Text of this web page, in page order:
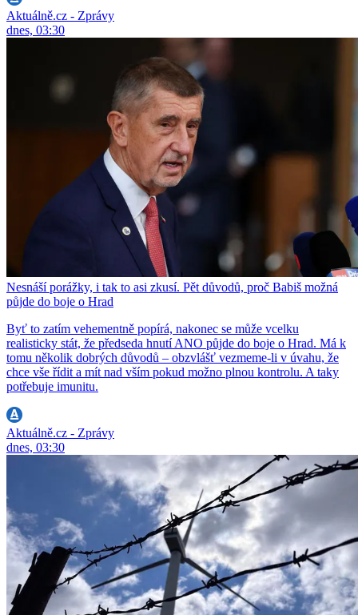
Aktuálně.cz - Zprávy
dnes, 03:30
Nesnáší porážky, i tak to asi zkusí. Pět důvodů, proč Babiš možná
půjde do boje o Hrad
Byť to zatím vehementně popírá, nakonec se může vcelku
realisticky stát, že předseda hnutí ANO půjde do boje o Hrad. Má k
tomu několik dobrých důvodů – obzvlášť vezmeme-li v úvahu, že
chce vše řídit a mít nad vším pokud možno plnou kontrolu. A taky
potřebuje imunitu.
Aktuálně.cz - Zprávy
dnes, 03:30